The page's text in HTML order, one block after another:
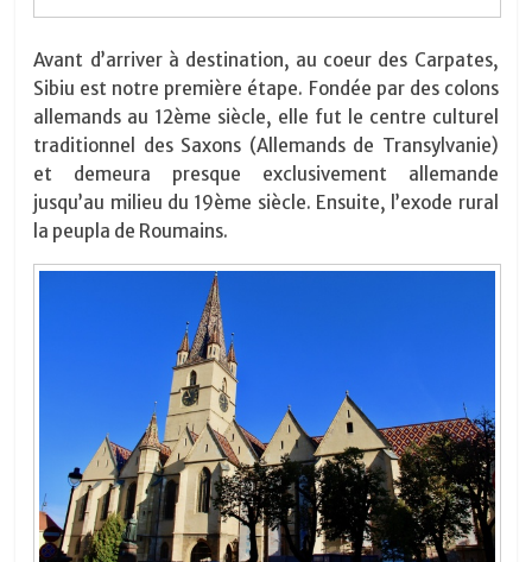
Avant d’arriver à destination, au coeur des Carpates,
Sibiu est notre première étape. Fondée par des colons
allemands au 12ème siècle, elle fut le centre culturel
traditionnel des Saxons (Allemands de Transylvanie)
et demeura presque exclusivement allemande
jusqu’au milieu du 19ème siècle. Ensuite, l’exode rural
la peupla de Roumains.